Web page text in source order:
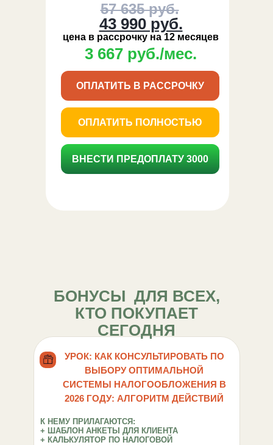
ВНЕСТИ ПРЕДОПЛАТУ 3000
ОПЛАТИТЬ ПОЛНОСТЬЮ
ОПЛАТИТЬ В РАССРОЧКУ
3 667 руб./мес.
цена в рассрочку на 12 месяцев
57 635 руб.
43 990 руб.
БОНУСЫ ДЛЯ ВСЕХ,
КТО ПОКУПАЕТ
СЕГОДНЯ
УРОК: КАК КОНСУЛЬТИРОВАТЬ ПО
ВЫБОРУ ОПТИМАЛЬНОЙ
СИСТЕМЫ НАЛОГООБЛОЖЕНИЯ В
2026 ГОДУ: АЛГОРИТМ ДЕЙСТВИЙ
К НЕМУ ПРИЛАГАЮТСЯ:
+ ШАБЛОН АНКЕТЫ ДЛЯ КЛИЕНТА
+ КАЛЬКУЛЯТОР ПО НАЛОГОВОЙ